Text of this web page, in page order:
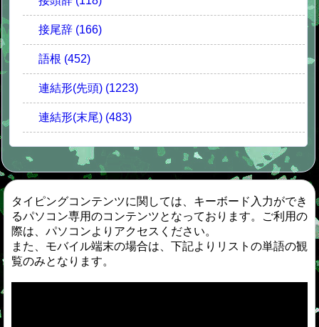
接尾辞 (166)
語根 (452)
連結形(先頭) (1223)
連結形(末尾) (483)
タイピングコンテンツに関しては、キーボード入力ができ
るパソコン専用のコンテンツとなっております。ご利用の
際は、パソコンよりアクセスください。
また、モバイル端末の場合は、下記よりリストの単語の観
覧のみとなります。